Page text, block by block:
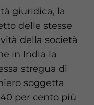
giuridica, la
delle stesse
della società
in India la
stregua di
soggetta
per cento più